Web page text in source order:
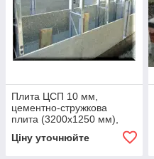
Плита ЦСП 10 мм,
цементно-стружкова
плита (3200х1250 мм),
опалубки
Ціну уточнюйте